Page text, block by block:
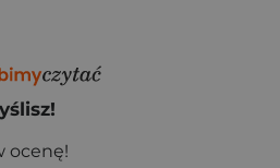
ocenę!